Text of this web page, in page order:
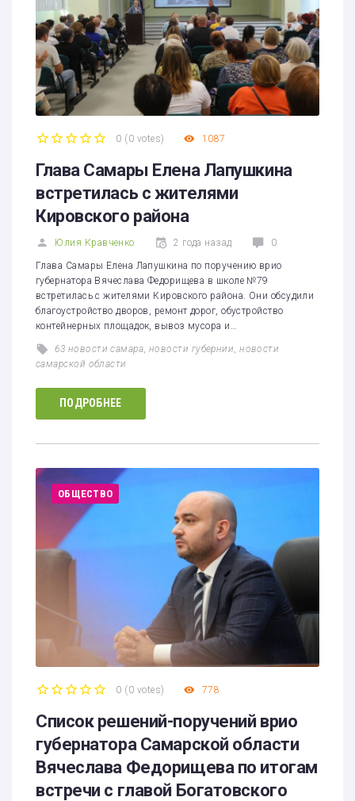
0 (0 votes) 1087
Глава Самары Елена Лапушкина
встретилась с жителями
Кировского района
Юлия Кравченко 2 года назад 0
Глава Самары Елена Лапушкина по поручению врио
губернатора Вячеслава Федорищева в школе №79
встретилась с жителями Кировского района. Они обсудили
благоустройство дворов, ремонт дорог, обустройство
контейнерных площадок, вывоз мусора и…
63 новости самара ,новости губернии ,новости
самарской области
ПОДРОБНЕЕ
ОБЩЕСТВО
0 (0 votes) 778
Список решений-поручений врио
губернатора Самарской области
Вячеслава Федорищева по итогам
встречи с главой Богатовского